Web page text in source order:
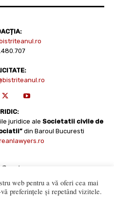
juridice ale Societatii civile de
din Baroul Bucuresti
web pentru a vă oferi cea mai
preferințele și repetând vizitele.